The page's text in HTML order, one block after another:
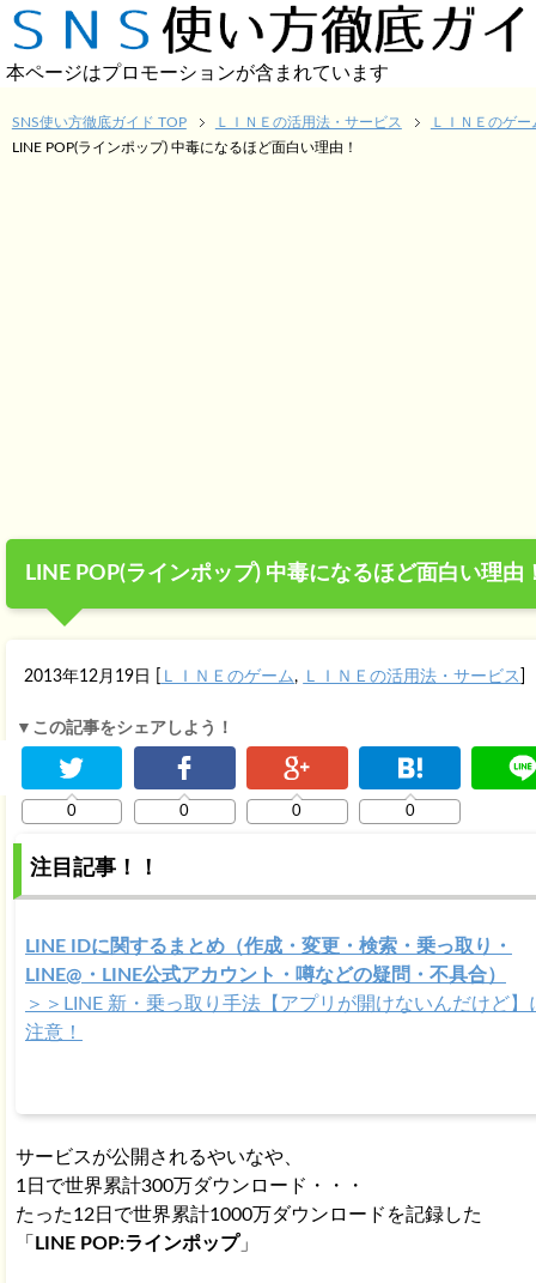
本ページはプロモーションが含まれています
SNS使い方徹底ガイド TOP ＬＩＮＥの活用法・サービス
ＬＩＮＥのゲー
LINE POP(ラインポップ) 中毒になるほど面白い理由！
LINE POP(ラインポップ) 中毒になるほど面白い理由
2013年12月19日 ＬＩＮＥのゲーム , ＬＩＮＥの活用法・サービス
▼この記事をシェアしよう！
0 0 0 0
注目記事！！
LINE IDに関するまとめ（作成・変更・検索・乗っ取り・
LINE@・LINE公式アカウント・噂などの疑問・不具合）
＞＞LINE 新・乗っ取り手法【アプリが開けないんだけど】
注意！
サービスが公開されるやいなや、
1日で世界累計300万ダウンロード・・・
たった12日で世界累計1000万ダウンロードを記録した
「 LINE POP:ラインポップ」